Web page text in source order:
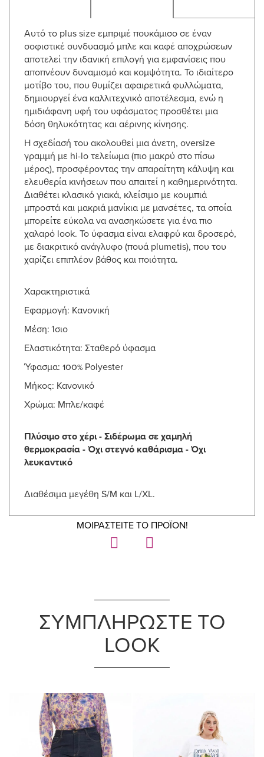
Αυτό το plus size εμπριμέ πουκάμισο σε έναν
σοφιστικέ συνδυασμό μπλε και καφέ αποχρώσεων
αποτελεί την ιδανική επιλογή για εμφανίσεις που
αποπνέουν δυναμισμό και κομψότητα. Το ιδιαίτερο
μοτίβο του, που θυμίζει αφαιρετικά φυλλώματα,
δημιουργεί ένα καλλιτεχνικό αποτέλεσμα, ενώ η
ημιδιάφανη υφή του υφάσματος προσθέτει μια
δόση θηλυκότητας και αέρινης κίνησης.
Η σχεδίασή του ακολουθεί μια άνετη, oversize
γραμμή με hi-lo τελείωμα (πιο μακρύ στο πίσω
μέρος), προσφέροντας την απαραίτητη κάλυψη και
ελευθερία κινήσεων που απαιτεί η καθημερινότητα.
Διαθέτει κλασικό γιακά, κλείσιμο με κουμπιά
μπροστά και μακριά μανίκια με μανσέτες, τα οποία
μπορείτε εύκολα να ανασηκώσετε για ένα πιο
χαλαρό look. Το ύφασμα είναι ελαφρύ και δροσερό,
με διακριτικό ανάγλυφο (πουά plumetis), που του
χαρίζει επιπλέον βάθος και ποιότητα.
Χαρακτηριστικά
Εφαρμογή: Κανονική
Μέση: Ίσιο
Ελαστικότητα: Σταθερό ύφασμα
Ύφασμα: 100% Polyester
Μήκος: Κανονικό
Χρώμα: Μπλε/καφέ
Πλύσιμο στο χέρι - Σιδέρωμα σε χαμηλή
θερμοκρασία - Όχι στεγνό καθάρισμα - Όχι
λευκαντικό
Διαθέσιμα μεγέθη S/M και L/XL.
ΜΟΙΡΑΣΤΕΙΤΕ ΤΟ ΠΡΟΪΟΝ!
ΣΥΜΠΛΗΡΩΣΤΕ ΤΟ
LOOK